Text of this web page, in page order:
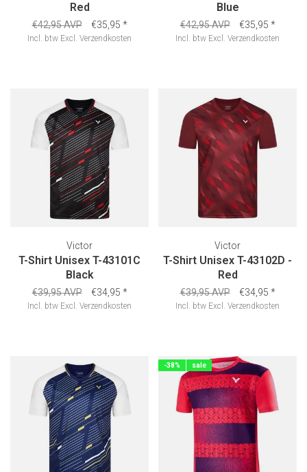
Red
€42,95 AVP €35,95 *
Incl. btw Excl. Verzendkosten
Blue
€42,95 AVP €35,95 *
Incl. btw Excl. Verzendkosten
Victor
T-Shirt Unisex T-43101C
Black
€39,95 AVP €34,95 *
Incl. btw Excl. Verzendkosten
Victor
T-Shirt Unisex T-43102D -
Red
€39,95 AVP €34,95 *
Incl. btw Excl. Verzendkosten
-38% sale